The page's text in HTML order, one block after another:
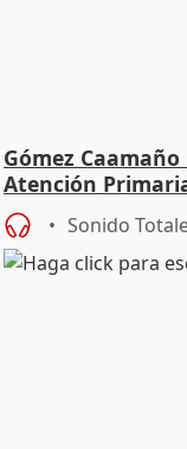
Gómez
Atención
Sonido